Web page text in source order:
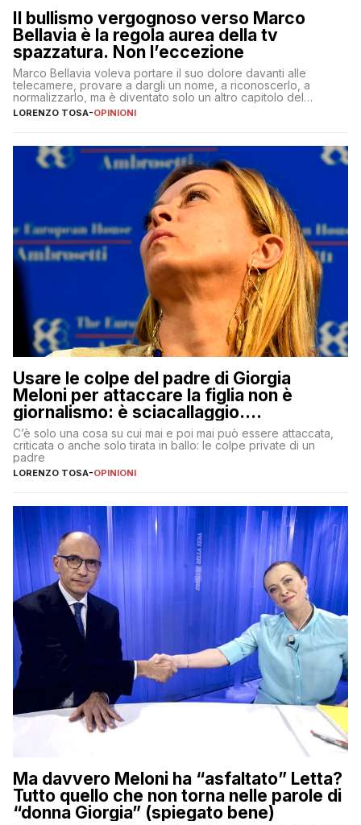
Il bullismo vergognoso verso Marco
Bellavia è la regola aurea della tv
spazzatura. Non l’eccezione
Marco Bellavia voleva portare il suo dolore davanti alle
telecamere, provare a dargli un nome, a riconoscerlo, a
normalizzarlo, ma è diventato solo un altro capitolo del
copione
LORENZO TOSA-OPINIONI
Usare le colpe del padre di Giorgia
Meloni per attaccare la figlia non è
giornalismo: è sciacallaggio.
Dimostriamo di essere diversi
C’è solo una cosa su cui mai e poi mai può essere attaccata,
criticata o anche solo tirata in ballo: le colpe private di un
padre
LORENZO TOSA-OPINIONI
Ma davvero Meloni ha “asfaltato” Letta?
Tutto quello che non torna nelle parole di
“donna Giorgia” (spiegato bene)